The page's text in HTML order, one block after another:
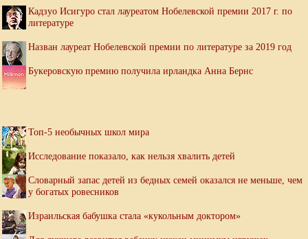
Кадзуо Исигуро стал лауреатом Нобелевской премии 2017 г. по
литературе
Назван лауреат Нобелевской премии по литературе за 2019 год
Букеровскую премию получила ирландка Анна Бернс
Топ-5 необычных школ мира
Исследование показало, как нельзя хвалить детей
Словарный запас детей из бедных семей оказался не меньше, чем
у богатых ровесников
Израильская бабушка стала «кукольным доктором»